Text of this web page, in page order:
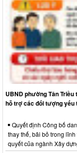
UBND phường Tân
hỗ trợ các đối tượng yếu
Quyết định Công bố
thay thế, bãi bỏ trong
quyết của ngành Xây